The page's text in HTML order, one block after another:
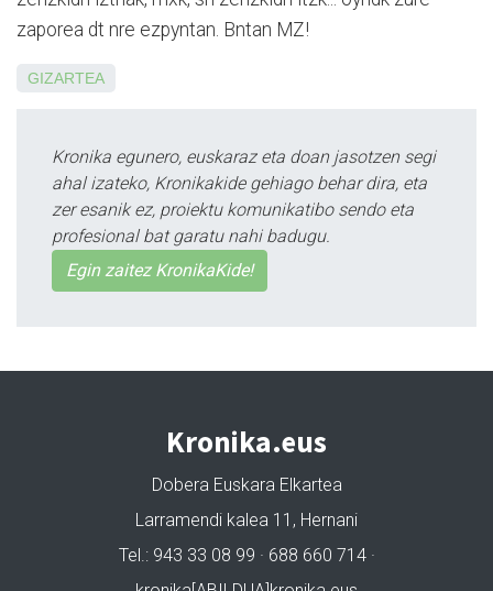
zaporea dt nre ezpyntan. Bntan MZ!
GIZARTEA
Kronika egunero, euskaraz eta doan jasotzen segi
ahal izateko, Kronikakide gehiago behar dira, eta
zer esanik ez, proiektu komunikatibo sendo eta
profesional bat garatu nahi badugu.
Egin zaitez KronikaKide!
Kronika.eus
Dobera Euskara Elkartea
Larramendi kalea 11, Hernani
Tel.: 943 33 08 99 · 688 660 714 ·